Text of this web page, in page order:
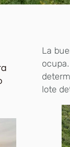
La
lote